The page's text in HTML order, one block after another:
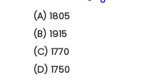
(A) 1805
(B) 1915
(C) 1770
(D) 1750